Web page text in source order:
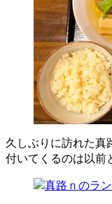
久しぶりに訪れた真
付いてくるのは以前